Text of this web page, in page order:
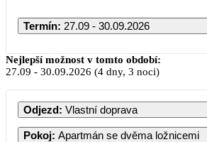
Termín: 27.09 - 30.09.2026
Září 2026
PO ÚT ST ČT PÁ
1 2 3 4
Nejlepší možnost v tomto období:
27.09 - 30.09.2026 (4 dny, 3 noci)
Odjezd: Vlastní doprava
Pokoj:
Apartmán se dvěma ložnicemi